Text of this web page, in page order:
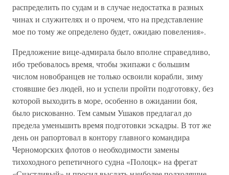
распределить по судам и в случае недостатка в разных
чинах и служителях и о прочем, что на представление
мое по тому же определено будет, ожидаю повеления».
Предложение вице-адмирала было вполне справедливо,
ибо требовалось время, чтобы экипажи с большим
числом новобранцев не только освоили корабли, зиму
стоявшие без людей, но и успели пройти подготовку, без
которой выходить в море, особенно в ожидании боя,
было рискованно. Тем самым Ушаков предлагал до
предела уменьшить время подготовки эскадры. В тот же
день он рапортовал в контору главного командира
Черноморских флотов о необходимости замены
тихоходного репетичного судна «Полоцк» на фрегат